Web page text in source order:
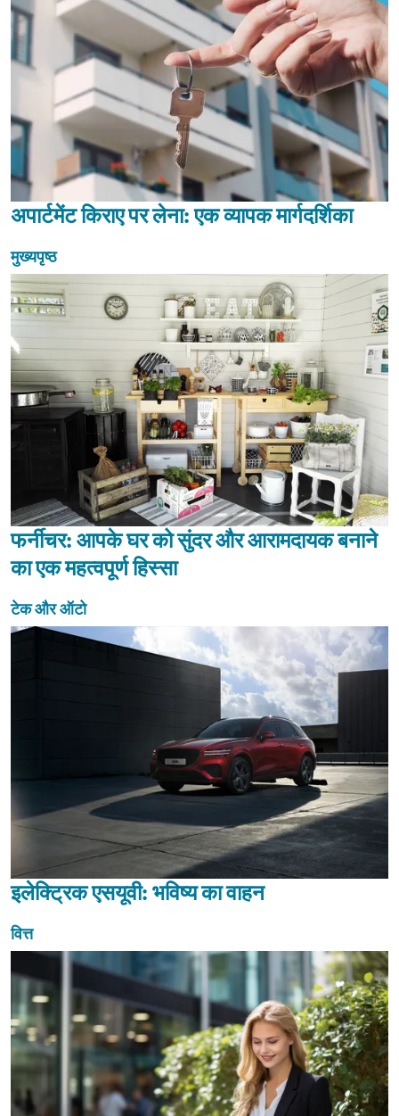
अपार्टमेंट किराए पर लेना: एक व्यापक मार्गदर्शिका
मुख्यपृष्ठ
फर्नीचर: आपके घर को सुंदर और आरामदायक बनाने
का एक महत्वपूर्ण हिस्सा
टेक और ऑटो
इलेक्ट्रिक एसयूवी: भविष्य का वाहन
वित्त